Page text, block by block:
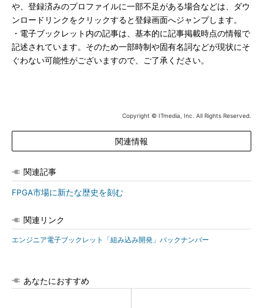
や、登録済みのプロファイルに一部不足がある場合などは、ダウ
ンロードリンクをクリックすると登録画面へジャンプします。
・電子ブックレット内の記事は、基本的に記事掲載時点の情報で
記述されています。そのため一部時制や固有名詞などが現状にそ
ぐわない可能性がございますので、ご了承ください。
Copyright © ITmedia, Inc. All Rights Reserved.
関連情報
関連記事
FPGA市場に新たな歴史を刻む
関連リンク
エンジニア電子ブックレット「組み込み開発」バックナンバー
あなたにおすすめ